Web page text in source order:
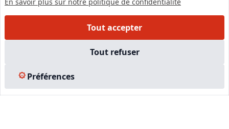
Tout accepter
Tout refuser
Préférences
Tarifs
Experts Immobiliers par régions
Plan du site
© 2026 l-expertise CNE - Centre National de l’Expertise. Tous